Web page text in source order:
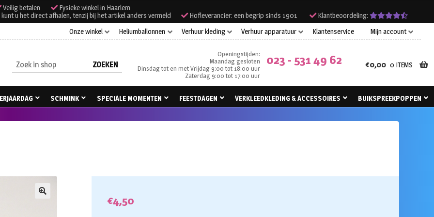
Veilig betalen
Fysieke winkel in Haarlem
u het direct afhalen, tenzij bij het artikel anders vermeld
Hofleverancier: een begrip sinds 1901
Klantbeoordeling:
Onze winkel
Heliumballonnen Verhuur kleding Verhuur apparatuur Klantenservice Mijn account
Zoeken
naar:
Openingstijden:
Maandag gesloten
Dinsdag tot en met Vrijdag 9:00 tot 18:00 uur
Zaterdag 9:00 tot 17:00 uur
023 - 531 49 62 €0,00 0 ITEMS
SCHMINK SPECIALE MOMENTEN FEESTDAGEN VERKLEEDKLEDING & ACCESSOIRES
BUIKSPREEKPOPPEN
€4,50